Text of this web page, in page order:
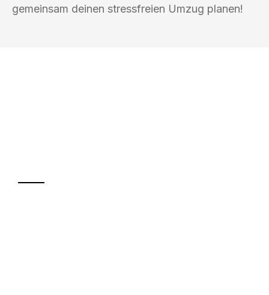
gemeinsam deinen stressfreien Umzug planen!